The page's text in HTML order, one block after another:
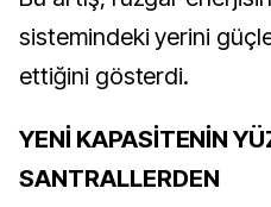
sistemindeki yerini
ettiğini gösterdi.
YENİ KAPASİTENİN
SANTRALLERDEN